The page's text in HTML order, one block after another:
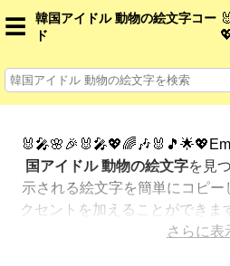
☰
韓国アイドル 動物の絵文字コー
ド
国アイドル 動物の絵文字を見
示される絵文字を簡単にコピ
クセントを加えることができま
も人気のある順に表示しました
さらに表